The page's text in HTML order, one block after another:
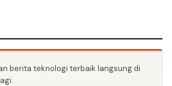
berita teknologi terbaik langsung di